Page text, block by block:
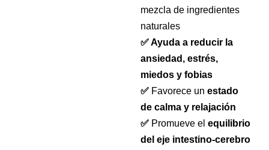
mezcla de ingredientes
naturales
✅ Ayuda a reducir la
ansiedad, estrés,
miedos y fobias
✅ Favorece un estado
de calma y relajación
✅ Promueve el equilibrio
del eje intestino-cerebro